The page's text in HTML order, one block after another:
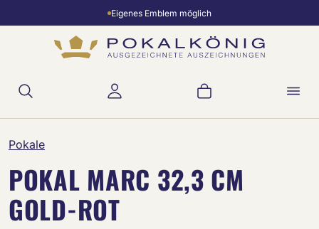
Zum Hauptinhalt springenEigenes Emblem möglich
Warenkorb
Pokale
POKAL MARC 32,3 CM
GOLD-ROT